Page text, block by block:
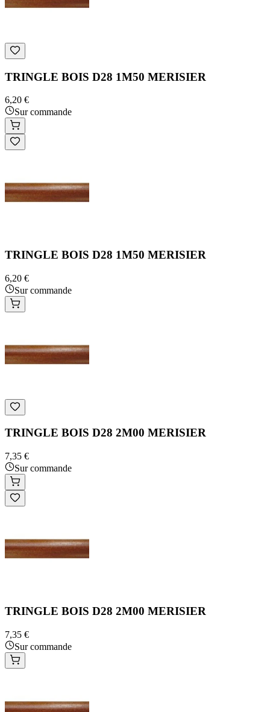
TRINGLE BOIS D28 1M50 MERISIER
6,20 €
Sur commande
TRINGLE BOIS D28 1M50 MERISIER
6,20 €
Sur commande
TRINGLE BOIS D28 2M00 MERISIER
7,35 €
Sur commande
TRINGLE BOIS D28 2M00 MERISIER
7,35 €
Sur commande